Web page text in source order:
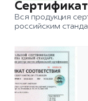
Вся продукция
российским